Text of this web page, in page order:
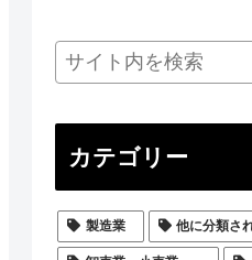
カテゴリー
製造業 他に分類さ